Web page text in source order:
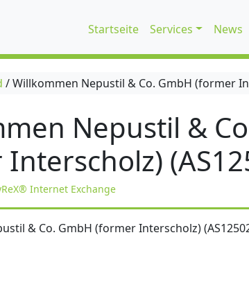
Startseite Services News
/Willkommen Nepustil & Co. GmbH (former
Nepustil &
Internet Exchange
& Co. GmbH (former Interscholz)